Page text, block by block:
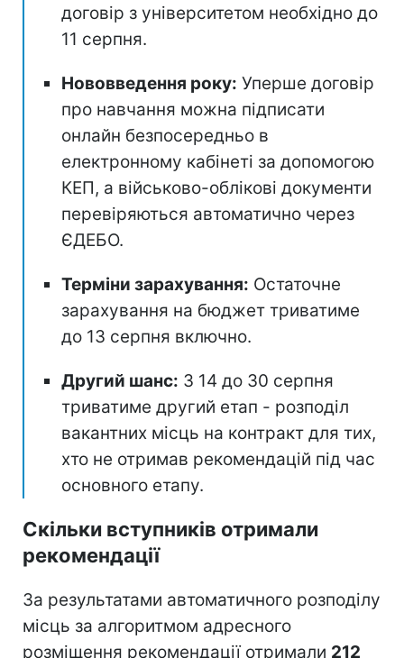
договір з університетом необхідно до
11 серпня.
Нововведення року: Уперше договір
про навчання можна підписати
онлайн безпосередньо в
електронному кабінеті за допомогою
КЕП, а військово-облікові документи
перевіряються автоматично через
ЄДЕБО.
Терміни зарахування: Остаточне
зарахування на бюджет триватиме
до 13 серпня включно.
Другий шанс: З 14 до 30 серпня
триватиме другий етап - розподіл
вакантних місць на контракт для тих,
хто не отримав рекомендацій під час
основного етапу.
Скільки вступників отримали
рекомендації
За результатами автоматичного розподілу
місць за алгоритмом адресного
розміщення рекомендації отримали 212